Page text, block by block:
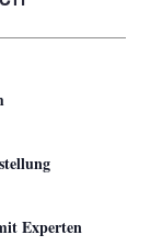
Experten